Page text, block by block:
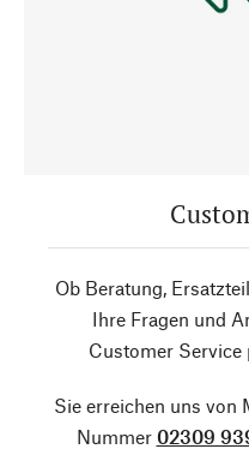
Ob Beratung,
Ihre Fragen und
Customer
Sie erreichen uns von
Nummer 02309